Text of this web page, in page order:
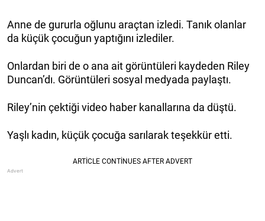
Anne de gururla oğlunu araçtan izledi. Tanık olanlar
da küçük çocuğun yaptığını izlediler.
Onlardan biri de o ana ait görüntüleri kaydeden Riley
Duncan’dı. Görüntüleri sosyal medyada paylaştı.
Riley’nin çektiği video haber kanallarına da düştü.
Yaşlı kadın, küçük çocuğa sarılarak teşekkür etti.